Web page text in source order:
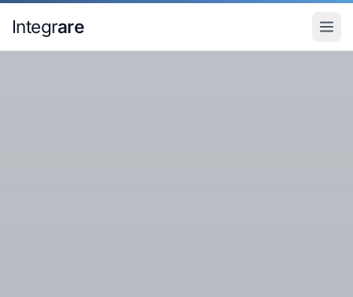
Pular para o conteudo principal
Integrare